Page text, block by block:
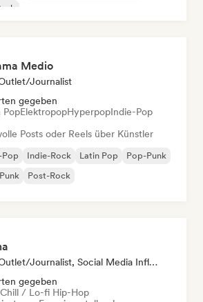
Medio
Journalist
gegeben
PopElektropopHyperpopIndie-Pop
Posts oder Reels über Künstler
Pop Indie-Rock Latin Pop
Pop-Punk
Post-Rock
Media Outlet/Journalist, Social Media Influencer
gegeben
Chill / Lo-fi Hip-Hop